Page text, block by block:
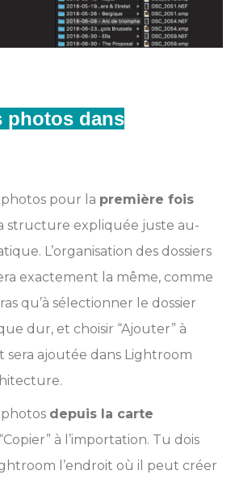
photos dans
pour la première fois
structure expliquée juste au-
L’organisation des dossiers
exactement la même, comme
qu’à sélectionner le dossier
dur, et choisir “Ajouter” à
sera ajoutée dans Lightroom
depuis la carte
à l’importation. Tu dois
l’endroit où il peut créer